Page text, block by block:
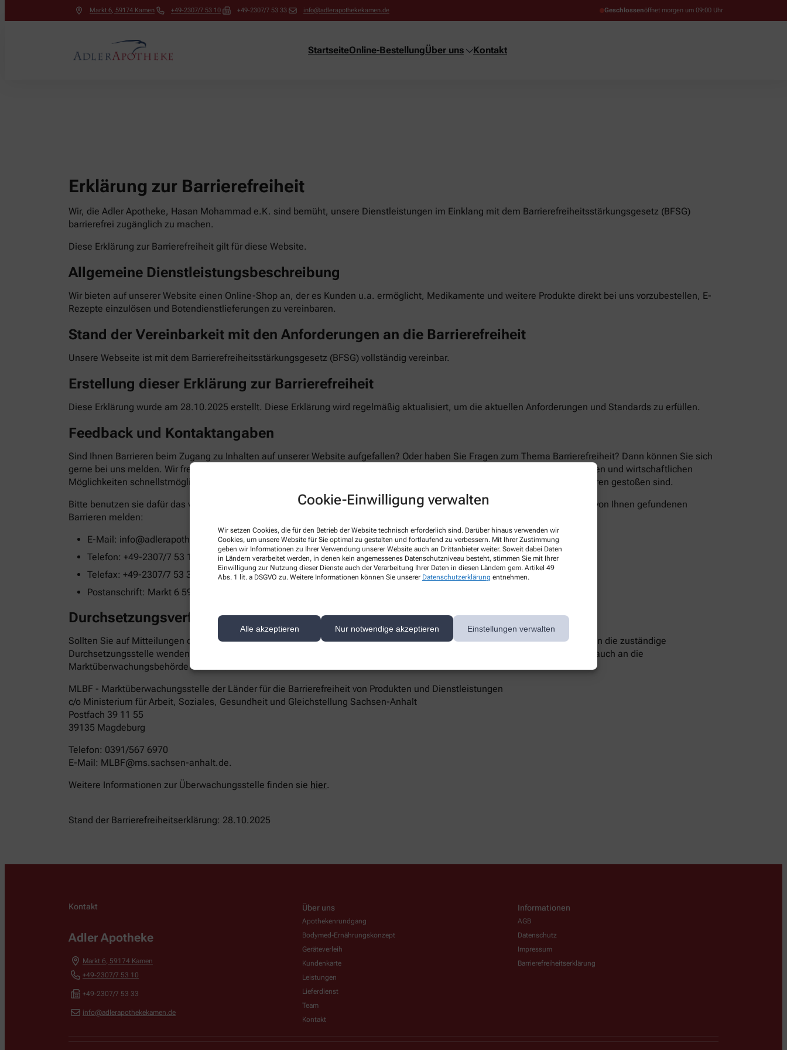
Cookie-Einwilligung verwalten
Wir setzen Cookies, die für den Betrieb der Website technisch erforderlich sind. Darüber hinaus verwenden wir
Cookies, um unsere Website für Sie optimal zu gestalten und fortlaufend zu verbessern. Mit Ihrer Zustimmung
geben wir Informationen zu Ihrer Verwendung unserer Website auch an Drittanbieter weiter. Soweit dabei Daten
in Ländern verarbeitet werden, in denen kein angemessenes Datenschutzniveau besteht, stimmen Sie mit Ihrer
Einwilligung zur Nutzung dieser Dienste auch der Verarbeitung Ihrer Daten in diesen Ländern gem. Artikel 49
Abs. 1 lit. a DSGVO zu. Weitere Informationen können Sie unserer Datenschutzerklärung entnehmen.
Alle akzeptieren Nur notwendige akzeptieren Einstellungen verwalten
Markt 6, 59174 Kamen +49-2307/7 53 10 +49-2307/7 53 33 info@adlerapothekekamen.de Geschlossenöffnet morgen um 09:00 Uhr
StartseiteOnline-BestellungÜber uns Kontakt
Erklärung zur Barrierefreiheit
Wir, die Adler Apotheke, Hasan Mohammad e.K. sind bemüht, unsere Dienstleistungen im Einklang mit dem Barrierefreiheitsstärkungsgesetz (BFSG)
barrierefrei zugänglich zu machen.
Diese Erklärung zur Barrierefreiheit gilt für diese Website.
Allgemeine Dienstleistungsbeschreibung
Wir bieten auf unserer Website einen Online-Shop an, der es Kunden u.a. ermöglicht, Medikamente und weitere Produkte direkt bei uns vorzubestellen, E-
Rezepte einzulösen und Botendienstlieferungen zu vereinbaren.
Stand der Vereinbarkeit mit den Anforderungen an die Barrierefreiheit
Unsere Webseite ist mit dem Barrierefreiheitsstärkungsgesetz (BFSG) vollständig vereinbar.
Erstellung dieser Erklärung zur Barrierefreiheit
Diese Erklärung wurde am 28.10.2025 erstellt. Diese Erklärung wird regelmäßig aktualisiert, um die aktuellen Anforderungen und Standards zu erfüllen.
Feedback und Kontaktangaben
Sind Ihnen Barrieren beim Zugang zu Inhalten auf unserer Website aufgefallen? Oder haben Sie Fragen zum Thema Barrierefreiheit? Dann können Sie sich
gerne bei uns melden. Wir freuen uns auf Ihr Feedback und bemühen uns, die gemeldeten Barrieren im Rahmen der technischen und wirtschaftlichen
Möglichkeiten schnellstmöglich zu beheben. Bitte teilen Sie uns mit, auf welcher Seite und bei welcher Funktion Sie auf Barrieren gestoßen sind.
Bitte benutzen sie dafür das vorgesehene Kontaktformular auf unserer Website. Sie können uns auch über folgende Wege die von Ihnen gefundenen
Barrieren melden:
E-Mail: info@adlerapothekekamen.de
Telefon: +49-2307/7 53 10
Telefax: +49-2307/7 53 33
Postanschrift: Markt 6 59174 Kamen
Durchsetzungsverfahren und Marktüberwachungsbehörde
Sollten Sie auf Mitteilungen oder Anfragen zur Barrierefreiheit keine zufriedenstellenden Antworten erhalten, können Sie sich an die zuständige
Durchsetzungsstelle wenden. Die Durchsetzungsstelle unterstützt Sie dabei, ihre Rechte geltend zu machen. Sie können sich auch an die
Marktüberwachungsbehörde wenden:
MLBF - Marktüberwachungsstelle der Länder für die Barrierefreiheit von Produkten und Dienstleistungen
c/o Ministerium für Arbeit, Soziales, Gesundheit und Gleichstellung Sachsen-Anhalt
Postfach 39 11 55
39135 Magdeburg
Telefon: 0391/567 6970
E-​Mail: MLBF@ms.sachsen-​anhalt.de.
Weitere Informationen zur Überwachungsstelle finden sie hier.
Stand der Barrierefreiheitserklärung: 28.10.2025
Kontakt
Adler Apotheke
Markt 6 59174 Kamen
+49-2307/7 53 10
+49-2307/7 53 33
info@adlerapothekekamen.de
Über uns
Apothekenrundgang
Bodymed-Ernährungskonzept
Geräteverleih
Kundenkarte
Leistungen
Lieferdienst
Team
Kontakt
Informationen
AGB
Datenschutz
Impressum
Barrierefreiheitserklärung